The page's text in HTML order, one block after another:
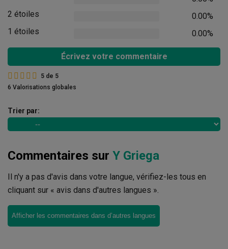
2 étoiles
0.00%
1 étoiles
0.00%
Écrivez votre commentaire
5 de 5
6 Valorisations globales
Trier par:
Commentaires sur Y Griega
Il n'y a pas d'avis dans votre langue, vérifiez-les tous en
cliquant sur « avis dans d'autres langues ».
Afficher les commentaires dans d’autres langues